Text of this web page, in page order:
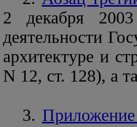
2 декабря
деятельности
архитектуре и
N 12, ст. 128), а
3.